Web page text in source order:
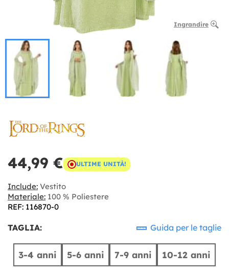
Ingrandire
44,99 € ULTIME UNITÀ!
Include: Vestito
Materiale: 100 % Poliestere
REF: 116870-0
TAGLIA: Guida per le taglie
3-4 anni 5-6 anni 7-9 anni 10-12 anni